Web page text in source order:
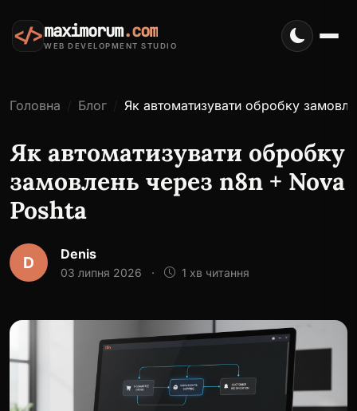
</>maximorum.com
WEB DEVELOPMENT STUDIO
Головна Блог Як автоматизувати обробку
Як автоматизувати обробку
замовлень через n8n + Nova
Poshta
D Denis
03 липня 2026 · 1 хв читання